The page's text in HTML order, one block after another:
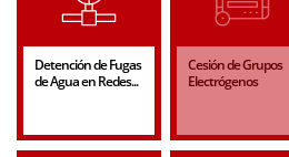
Detención de Fugas
de Agua en Redes...
Cesión de Grupos
Electrógenos